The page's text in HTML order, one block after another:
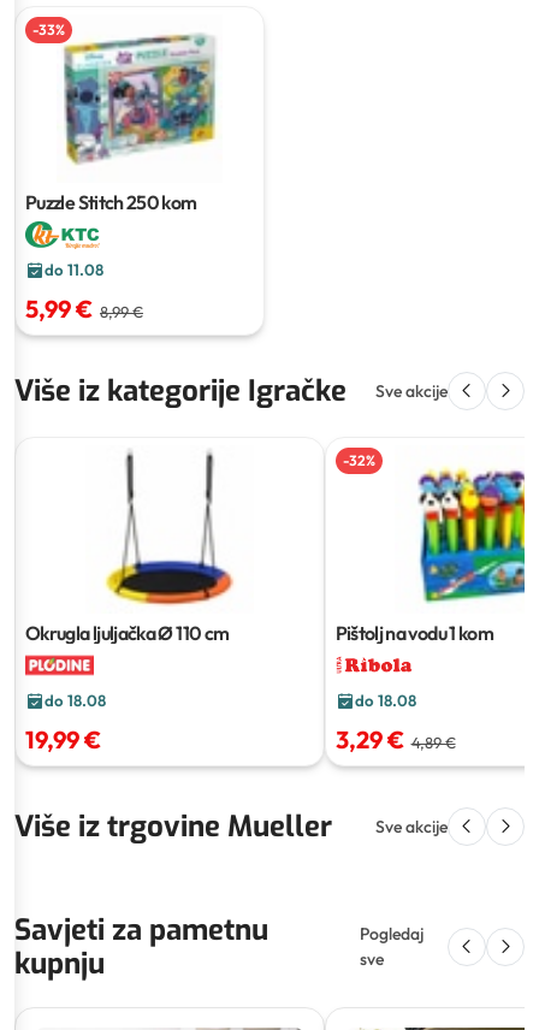
-33%
Puzzle Stitch250 kom
do 11.08
5,99 € 8,99 €
Više iz kategorije Igračke Sve akcije
Okrugla ljuljačkaØ 110 cm
do 18.08
19,99 €
-32%
Pištolj na vodu1 kom
do 18.08
3,29 € 4,89 €
Više iz trgovine Mueller Sve akcije
Savjeti za pametnu
kupnju
Pogledaj
sve